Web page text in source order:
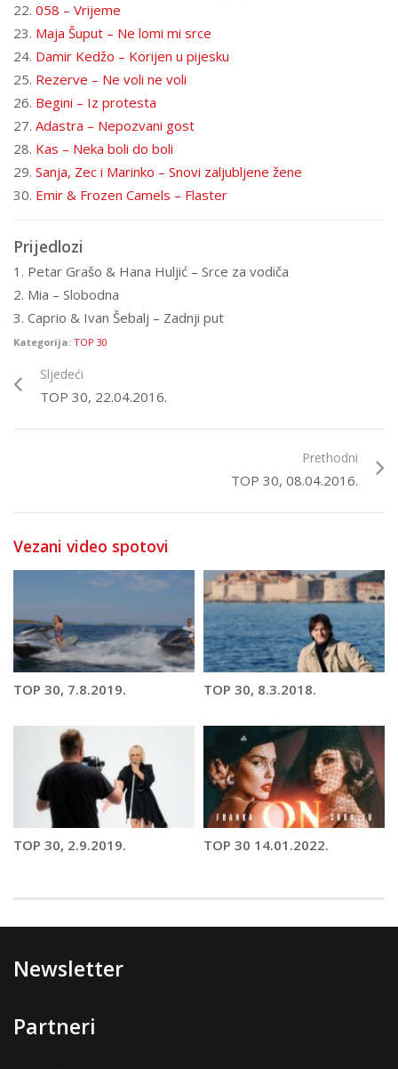
22. 058 – Vrijeme
23. Maja Šuput – Ne lomi mi srce
24. Damir Kedžo – Korijen u pijesku
25. Rezerve – Ne voli ne voli
26. Begini – Iz protesta
27. Adastra – Nepozvani gost
28. Kas – Neka boli do boli
29. Sanja, Zec i Marinko – Snovi zaljubljene žene
30. Emir & Frozen Camels – Flaster
Prijedlozi
1. Petar Grašo & Hana Huljić – Srce za vodiča
2. Mia – Slobodna
3. Caprio & Ivan Šebalj – Zadnji put
Kategorija: TOP 30
Sljedeći
TOP 30, 22.04.2016.
Prethodni
TOP 30, 08.04.2016.
Vezani video spotovi
TOP 30, 7.8.2019. TOP 30, 8.3.2018.
TOP 30, 2.9.2019. TOP 30 14.01.2022.
Newsletter
Partneri